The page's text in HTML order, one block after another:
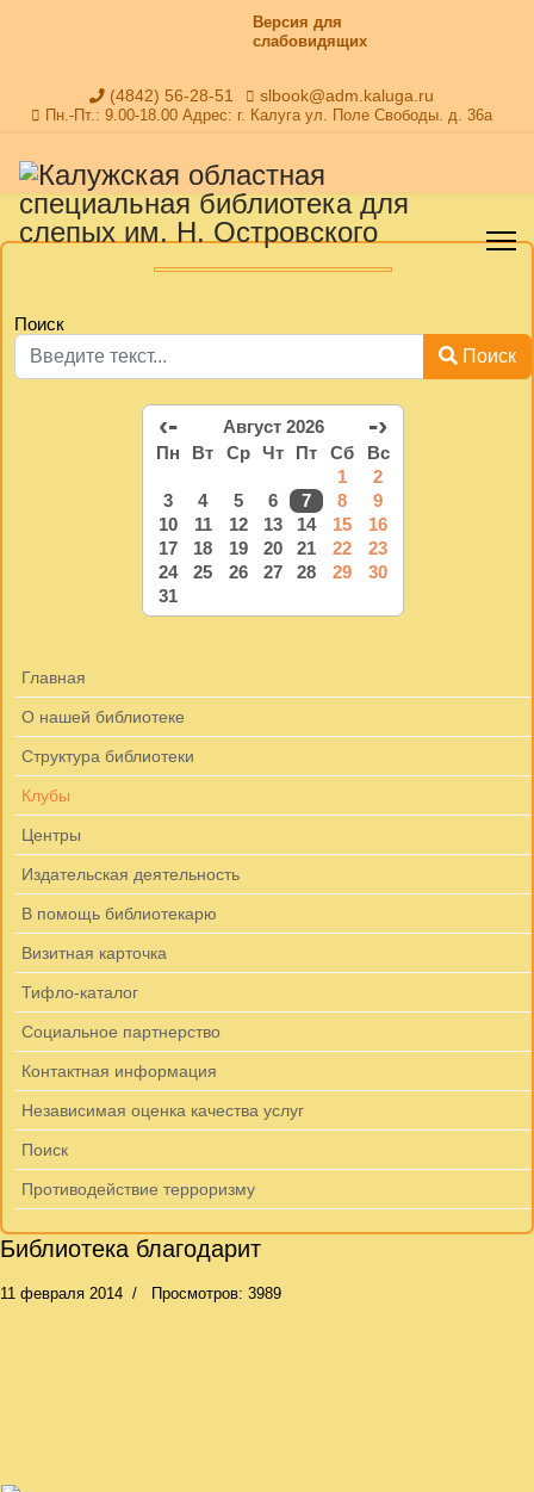
Версия для
слабовидящих
(4842) 56-28-51 slbook@adm.kaluga.ru
Пн.-Пт.: 9.00-18.00 Адрес: г. Калуга ул. Поле Свободы. д. 36а
Поиск
Поиск
‹- Август 2026 -›
Пн Вт Ср Чт Пт Сб
Вс
1
2
3
4 5 6 7 8
9
10
11 12 13 14 15
16
17
18 19 20 21 22
23
24
25 26 27 28 29
30
31
Главная
О нашей библиотеке
Структура библиотеки
Клубы
Центры
Издательская деятельность
В помощь библиотекарю
Визитная карточка
Тифло-каталог
Социальное партнерство
Контактная информация
Независимая оценка качества услуг
Поиск
Противодействие терроризму
Библиотека благодарит
11 февраля 2014 Просмотров: 3989